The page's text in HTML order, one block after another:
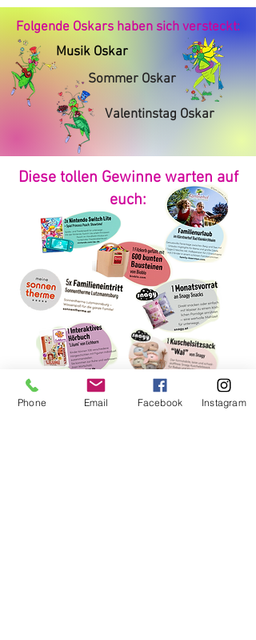
Folgende Oskars haben sich versteckt:
Musik Oskar
Sommer Oskar
Valentinstag Oskar
Diese tollen Gewinne warten auf
euch:
Phone Email Facebook Instagram